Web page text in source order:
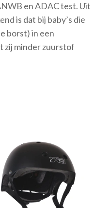
en ADAC test. Uit
is dat bij baby’s die
borst) in een
zij minder zuurstof